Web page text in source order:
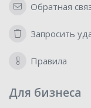
Обратная
Запросить
Правила
Для бизнеса